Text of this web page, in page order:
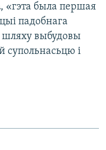
, «гэта была першая
падобнага
выбудовы
супольнасьцю і